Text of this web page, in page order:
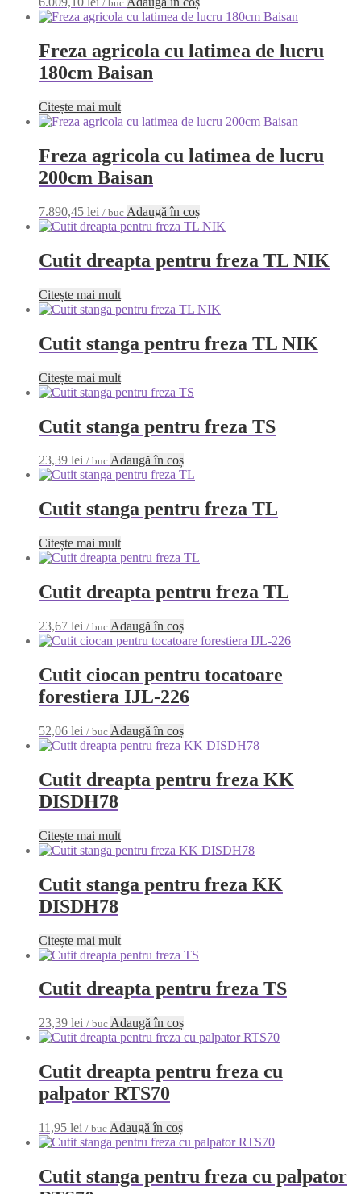
/ buc
Freza agricola cu latimea de lucru
180cm Baisan
Citește mai mult
Freza agricola cu latimea de lucru
200cm Baisan
7.890,45 lei / buc Adaugă în coș
Cutit dreapta pentru freza TL NIK
Citește mai mult
Cutit stanga pentru freza TL NIK
Citește mai mult
Cutit stanga pentru freza TS
23,39 lei / buc Adaugă în coș
Cutit stanga pentru freza TL
Citește mai mult
Cutit dreapta pentru freza TL
23,67 lei / buc Adaugă în coș
Cutit ciocan pentru tocatoare
forestiera IJL-226
52,06 lei / buc Adaugă în coș
Cutit dreapta pentru freza KK
DISDH78
Citește mai mult
Cutit stanga pentru freza KK
DISDH78
Citește mai mult
Cutit dreapta pentru freza TS
23,39 lei / buc Adaugă în coș
Cutit dreapta pentru freza cu
palpator RTS70
11,95 lei / buc Adaugă în coș
Cutit stanga pentru freza cu palpator